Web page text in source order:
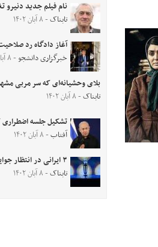
نام فیلم جدید دنیرو
تابناک- ۸ آبان ۱۴۰۲
آغاز دادگاه رد صلاحیت
خبرگزاری دانشجو- ۸ آبان ۱۴۰۲
بلای وحشیانه‌ای که سر مربی
تابناک- ۸ آبان ۱۴۰۲
تشکیل جلسه اضطراری
آفتاب- ۸ آبان ۱۴۰۲
۳ ایرانی در انتظار جوایز بهترین‌های سال آسیا
تابناک- ۸ آبان ۱۴۰۲